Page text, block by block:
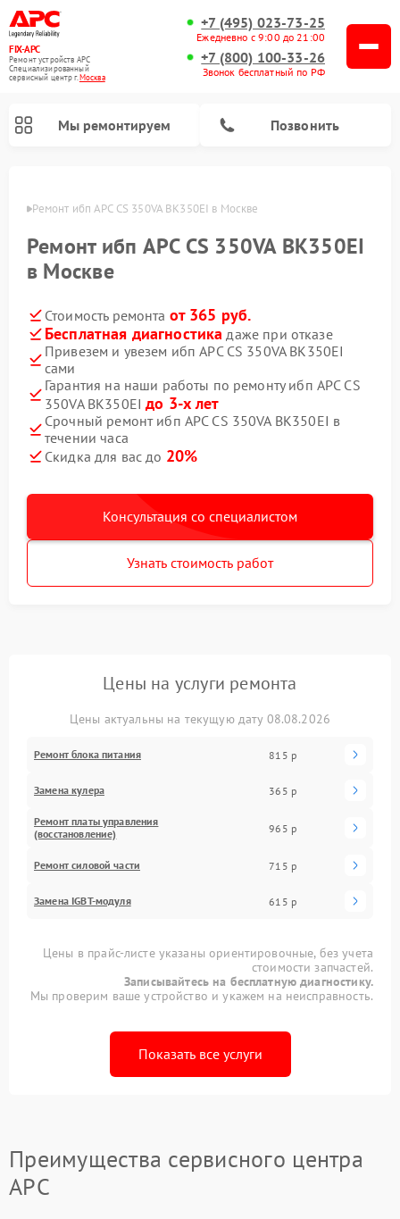
FIX-APC
Ремонт устройств APC
Специализированный
cервисный центр г.Москва
+7 (495) 023-73-25
Ежедневно с 9:00 до 21:00
+7 (800) 100-33-26
Звонок бесплатный по РФ
Мы ремонтируем Позвонить
Ремонт ибп APC CS 350VA BK350EI в Москве
Ремонт ибп APC CS 350VA BK350EI
в Москве
Стоимость ремонта от 365 руб.
Бесплатная диагностика даже при отказе
Привезем и увезем ибп APC CS 350VA BK350EI
сами
Гарантия на наши работы по ремонту ибп APC CS
350VA BK350EIдо 3-х лет
Срочный ремонт ибп APC CS 350VA BK350EI в
течении часа
Скидка для вас до 20%
Консультация со специалистом
Узнать стоимость работ
Цены на услуги ремонта
Цены актуальны на текущую дату 08.08.2026
Ремонт блока питания 815 р
Замена кулера 365 р
Ремонт платы управления
(восстановление)
965 р
Ремонт силовой части 715 р
Замена IGBT-модуля 615 р
Цены в прайс-листе указаны ориентировочные, без учета
стоимости запчастей.
Записывайтесь на бесплатную диагностику.
Мы проверим ваше устройство и укажем на неисправность.
Показать все услуги
Преимущества сервисного центра
APC